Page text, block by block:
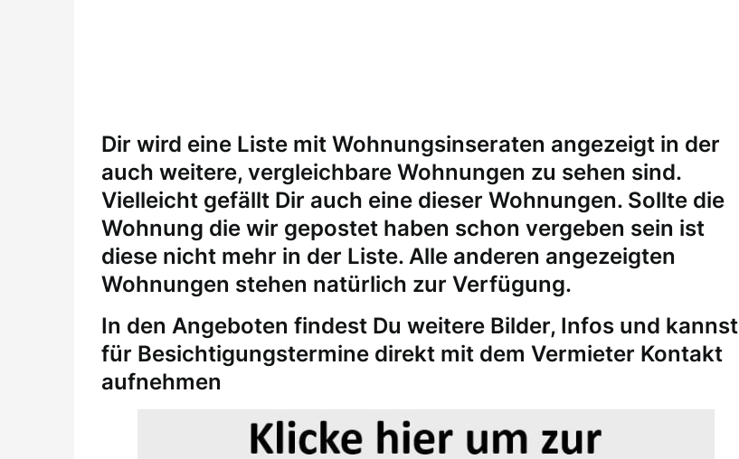
Dir wird eine Liste mit Wohnungsinseraten angezeigt in der
auch weitere, vergleichbare Wohnungen zu sehen sind.
Vielleicht gefällt Dir auch eine dieser Wohnungen. Sollte die
Wohnung die wir gepostet haben schon vergeben sein ist
diese nicht mehr in der Liste. Alle anderen angezeigten
Wohnungen stehen natürlich zur Verfügung.
In den Angeboten findest Du weitere Bilder, Infos und kannst
für Besichtigungstermine direkt mit dem Vermieter Kontakt
aufnehmen